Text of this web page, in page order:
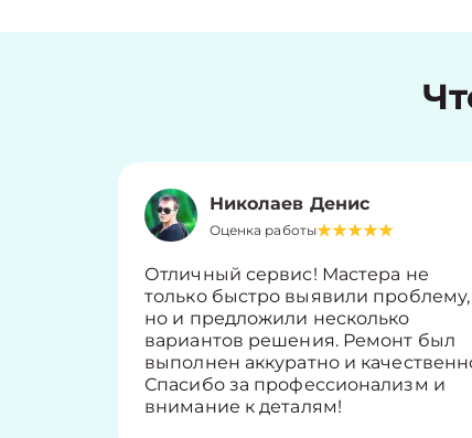
Николаев Денис
Оценка работы
Отличный сервис! Мастера не
только быстро выявили проблему,
но и предложили несколько
вариантов решения. Ремонт был
выполнен аккуратно и
Спасибо за профессионализм и
внимание к деталям!